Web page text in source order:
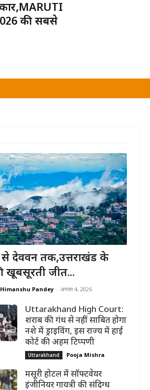
की सबसे
से देववन तक,उत्तराखंड के
खूबसूरती जीत...
Himanshu Pandey - अगस्त 4, 2026
Uttarakhand High Court:
शराब की गंध से नहीं साबित होगा
नशे में ड्राइविंग, इस राज्य में हाई
कोर्ट की अहम टिप्पणी
Uttarakhand Pooja Mishra
मसूरी होटल में सॉफ्टवेयर
इंजीनियर गायत्री की संदिग्ध